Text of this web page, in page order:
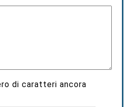
di caratteri ancora